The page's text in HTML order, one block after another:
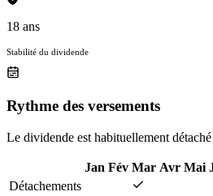
18 ans
Stabilité du dividende
Rythme des versements
Le dividende est habituellement détaché
Jan Fév Mar Avr Mai
Détachements